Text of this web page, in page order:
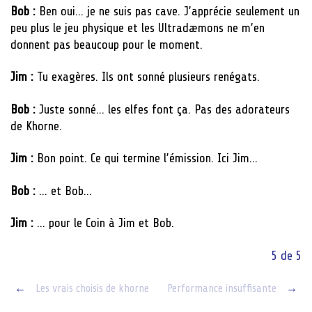
Bob : Ben oui… je ne suis pas cave. J’apprécie seulement un
peu plus le jeu physique et les Ultradæmons ne m’en
donnent pas beaucoup pour le moment.
Jim : Tu exagères. Ils ont sonné plusieurs renégats.
Bob : Juste sonné… les elfes font ça. Pas des adorateurs
de Khorne.
Jim : Bon point. Ce qui termine l’émission. Ici Jim…
Bob : … et Bob…
Jim : … pour le Coin à Jim et Bob.
5 de 5
Post
← Les vrais choisis de khorne Performance insuffisante →